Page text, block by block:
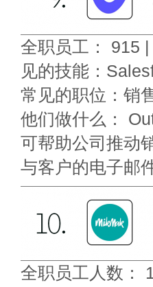
全职员工： 915
见的技能：
常见的职位：销
他们做什么：
可帮助公司推动
与客户的电子邮
全职员工人数：